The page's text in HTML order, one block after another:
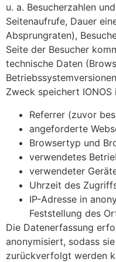
u. a. Besucherzahlen
Seitenaufrufe, Dauer
Absprungraten),
Seite der Besucher
technische Daten
Zweck speichert
Referrer (zuvor
angeforderte
Browsertyp und
verwendetes
verwendeter
Uhrzeit des
IP-Adresse in
Feststellung des
Die Datenerfassung
anonymisiert, sodass
zurückverfolgt werden